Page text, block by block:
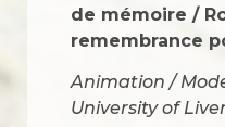
de mémoire /
remembrance
Animation /
University of